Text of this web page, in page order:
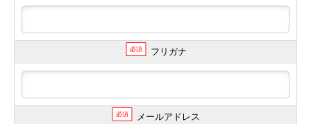
必須 フリガナ
必須 メールアドレス